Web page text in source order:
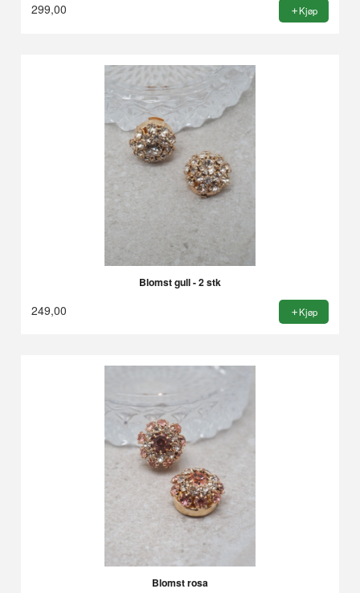
299,00 Kjøp
Blomst gull - 2 stk
249,00 Kjøp
Blomst rosa